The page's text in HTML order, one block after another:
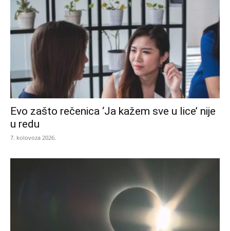
Evo zašto rečenica ‘Ja kažem sve u lice’ nije
u redu
7. kolovoza 2026.